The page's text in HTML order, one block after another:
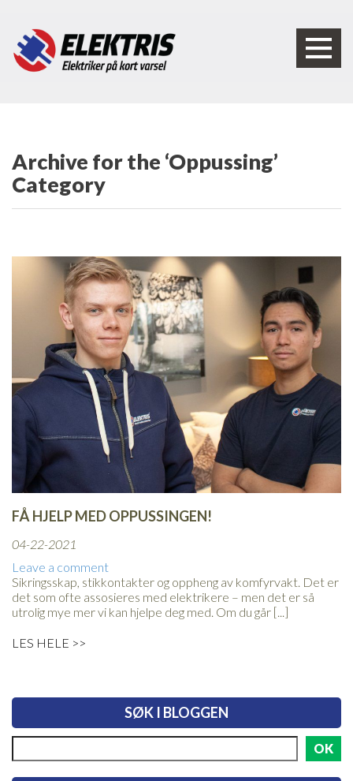
Archive for the ‘Oppussing’
Category
FÅ HJELP MED OPPUSSINGEN!
04-22-2021
Leave a comment
Sikringsskap, stikkontakter og oppheng av komfyrvakt. Det er
det som ofte assosieres med elektrikere – men det er så
utrolig mye mer vi kan hjelpe deg med. Om du går [...]
LES HELE >>
SØK I BLOGGEN